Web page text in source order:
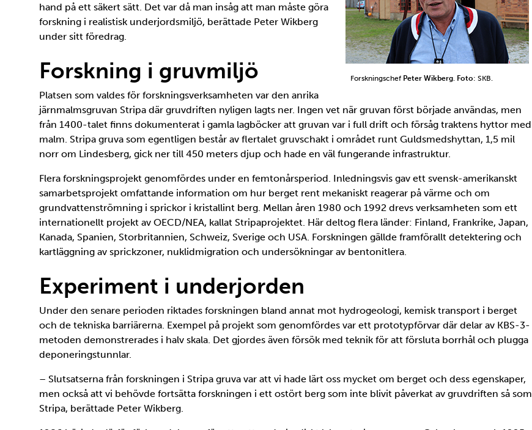
Forskningschef Peter Wikberg. Foto: SKB.
hand på ett säkert sätt. Det var då man insåg att man måste göra
forskning i realistisk underjordsmiljö, berättade Peter Wikberg
under sitt föredrag.
Forskning i gruvmiljö
Platsen som valdes för forskningsverksamheten var den anrika
järnmalmsgruvan Stripa där gruvdriften nyligen lagts ner. Ingen vet när gruvan först började användas, men
från 1400-talet finns dokumenterat i gamla lagböcker att gruvan var i full drift och försåg traktens hyttor med
malm. Stripa gruva som egentligen består av flertalet gruvschakt i området runt Guldsmedshyttan, 1,5 mil
norr om Lindesberg, gick ner till 450 meters djup och hade en väl fungerande infrastruktur.
Flera forskningsprojekt genomfördes under en femtonårsperiod. Inledningsvis gav ett svensk-amerikanskt
samarbetsprojekt omfattande information om hur berget rent mekaniskt reagerar på värme och om
grundvattenströmning i sprickor i kristallint berg. Mellan åren 1980 och 1992 drevs verksamheten som ett
internationellt projekt av OECD/NEA, kallat Stripaprojektet. Här deltog flera länder: Finland, Frankrike, Japan,
Kanada, Spanien, Storbritannien, Schweiz, Sverige och USA. Forskningen gällde framförallt detektering och
kartläggning av sprickzoner, nuklidmigration och undersökningar av bentonitlera.
Experiment i underjorden
Under den senare perioden riktades forskningen bland annat mot hydrogeologi, kemisk transport i berget
och de tekniska barriärerna. Exempel på projekt som genomfördes var ett prototypförvar där delar av KBS-3-
metoden demonstrerades i halv skala. Det gjordes även försök med teknik för att försluta borrhål och plugga
deponeringstunnlar.
– Slutsatserna från forskningen i Stripa gruva var att vi hade lärt oss mycket om berget och dess egenskaper,
men också att vi behövde fortsätta forskningen i ett ostört berg som inte blivit påverkat av gruvdriften så som
Stripa, berättade Peter Wikberg.